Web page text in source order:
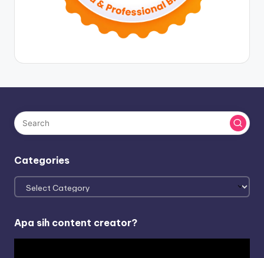
Categories
Categories
Apa sih content creator?